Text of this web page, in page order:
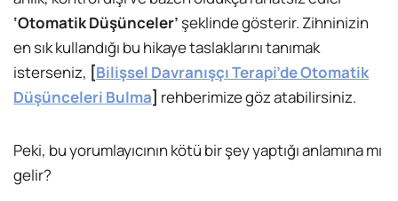
‘Otomatik Düşünceler’ şeklinde gösterir. Zihninizin
en sık kullandığı bu hikaye taslaklarını tanımak
isterseniz, [Bilişsel Davranışçı Terapi’de Otomatik
Düşünceleri Bulma] rehberimize göz atabilirsiniz.
Peki, bu yorumlayıcının kötü bir şey yaptığı anlamına mı
gelir?